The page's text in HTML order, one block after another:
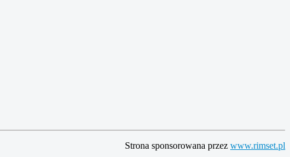
Strona sponsorowana przez www.rimset.pl